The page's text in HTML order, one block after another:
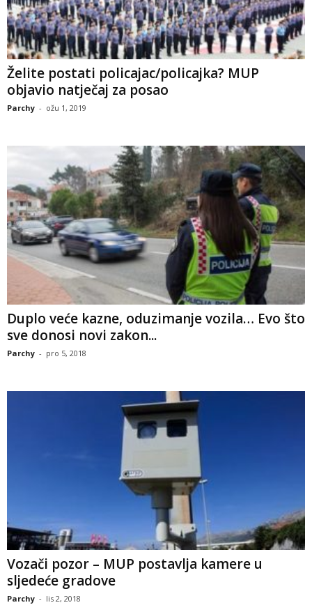
Želite postati policajac/policajka? MUP
objavio natječaj za posao
Parchy - ožu 1, 2019
Duplo veće kazne, oduzimanje vozila… Evo što
sve donosi novi zakon...
Parchy - pro 5, 2018
Vozači pozor – MUP postavlja kamere u
sljedeće gradove
Parchy - lis 2, 2018